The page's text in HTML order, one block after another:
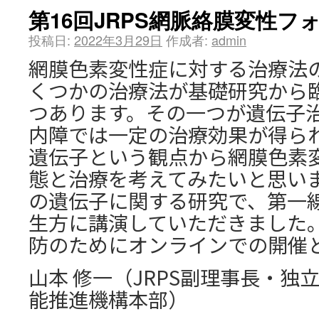
第16回JRPS網脈絡膜変性フ
投稿日: 2022年3月29日 作成者: admin
網膜色素変性症に対する治療法
くつかの治療法が基礎研究から
つあります。その一つが遺伝子
内障では一定の治療効果が得ら
遺伝子という観点から網膜色素
態と治療を考えてみたいと思い
の遺伝子に関する研究で、第一
生方に講演していただきました
防のためにオンラインでの開催
山本 修一（JRPS副理事長・独
能推進機構本部）